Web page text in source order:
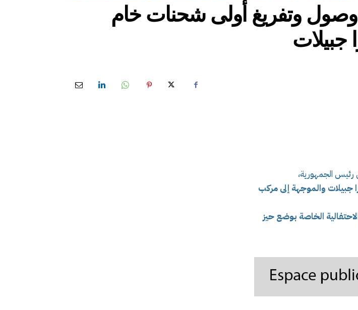
وصول وتفريغ أولى شحنات خام
جبيلات
الجمهورية،
والموجهة إلى مركب
الخاصة بوضع حيز